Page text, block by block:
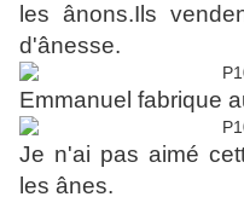
les ânons.Ils
d'ânesse.
Emmanuel fabrique
Je n'ai pas aimé
les ânes.